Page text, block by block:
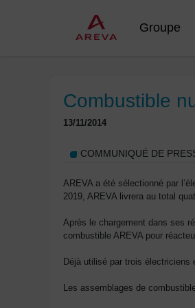
Groupe
Combustible
13/11/2014
COMMUNIQUÉ DE
AREVA a été sélectionné par
2019, AREVA livrera au total
Après le chargement dans ses
combustible AREVA pour
Déjà utilisé par trois électriciens
Les assemblages de